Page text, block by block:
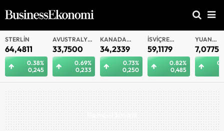
AVUSTRALYA
DOLARI
33,7500
0.69%
0,233
KANADA
DOLARI
34,2339
0.73%
0,250
İSVIÇRE
FRANKI
59,1179
0.82%
0,485
YUAN
OFFSHORE
7,0775
0.29%
0,021